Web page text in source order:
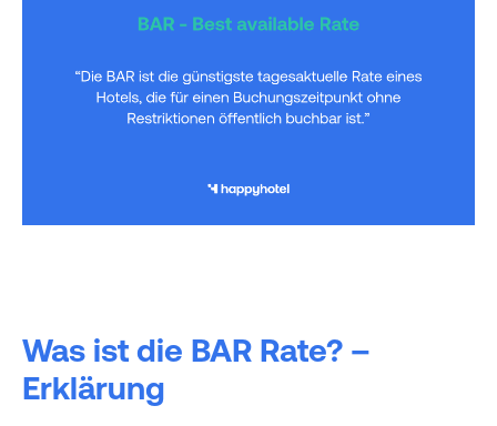
Was ist die BAR Rate? –
Erklärung